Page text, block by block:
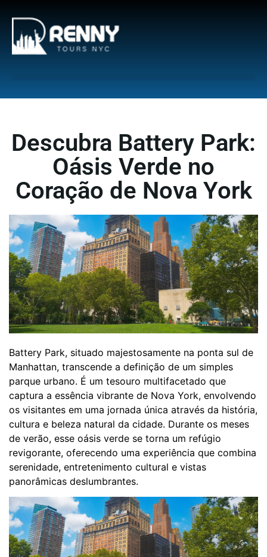
Descubra Battery Park:
Oásis Verde no
Coração de Nova York
Battery Park, situado majestosamente na ponta sul de
Manhattan, transcende a definição de um simples
parque urbano. É um tesouro multifacetado que
captura a essência vibrante de Nova York, envolvendo
os visitantes em uma jornada única através da história,
cultura e beleza natural da cidade. Durante os meses
de verão, esse oásis verde se torna um refúgio
revigorante, oferecendo uma experiência que combina
serenidade, entretenimento cultural e vistas
panorâmicas deslumbrantes.